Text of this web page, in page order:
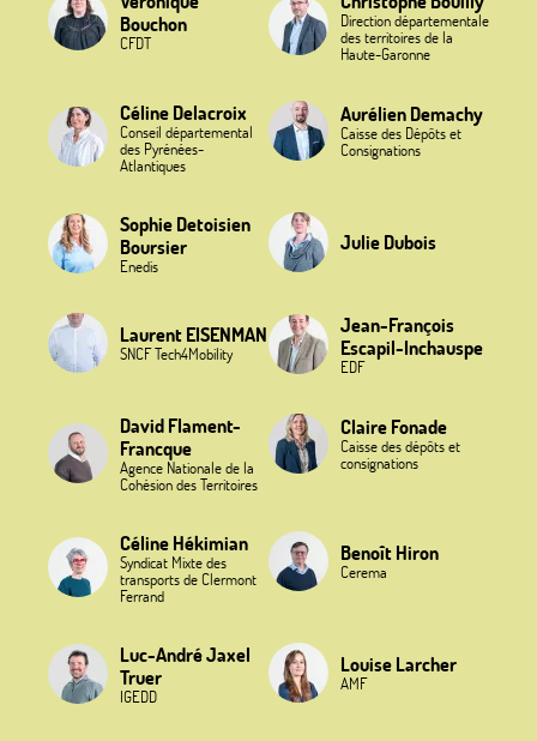
Bouchon
CFDT
Direction départementale
des territoires de la
Haute-Garonne
Céline Delacroix
Conseil départemental
des Pyrénées-
Atlantiques
Aurélien Demachy
Caisse des Dépôts et
Consignations
Sophie Detoisien
Boursier
Enedis
Julie Dubois
Laurent EISENMAN
SNCF Tech4Mobility
Jean-François
Escapil-Inchauspe
EDF
David Flament-
Francque
Agence Nationale de la
Cohésion des Territoires
Claire Fonade
Caisse des dépôts et
consignations
Céline Hékimian
Syndicat Mixte des
transports de Clermont
Ferrand
Benoît Hiron
Cerema
Luc-André Jaxel
Truer
IGEDD
Louise Larcher
AMF